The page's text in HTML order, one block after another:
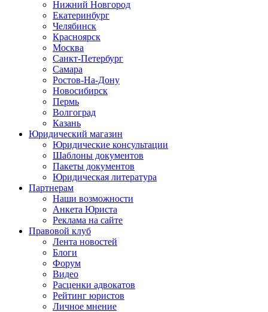
Нижний Новгород
Екатеринбург
Челябинск
Красноярск
Москва
Санкт-Петербург
Самара
Ростов-На-Дону
Новосибирск
Пермь
Волгоград
Казань
Юридический магазин
Юридические консультации
Шаблоны документов
Пакеты документов
Юридическая литература
Партнерам
Наши возможности
Анкета Юриста
Реклама на сайте
Правовой клуб
Лента новостей
Блоги
Форум
Видео
Расценки адвокатов
Рейтинг юристов
Личное мнение